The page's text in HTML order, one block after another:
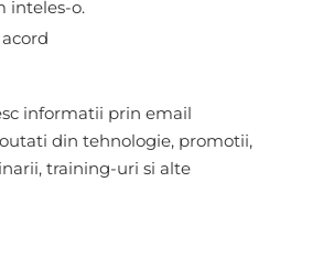
inteles-o.
informatii prin email
din tehnologie, promotii,
training-uri si alte